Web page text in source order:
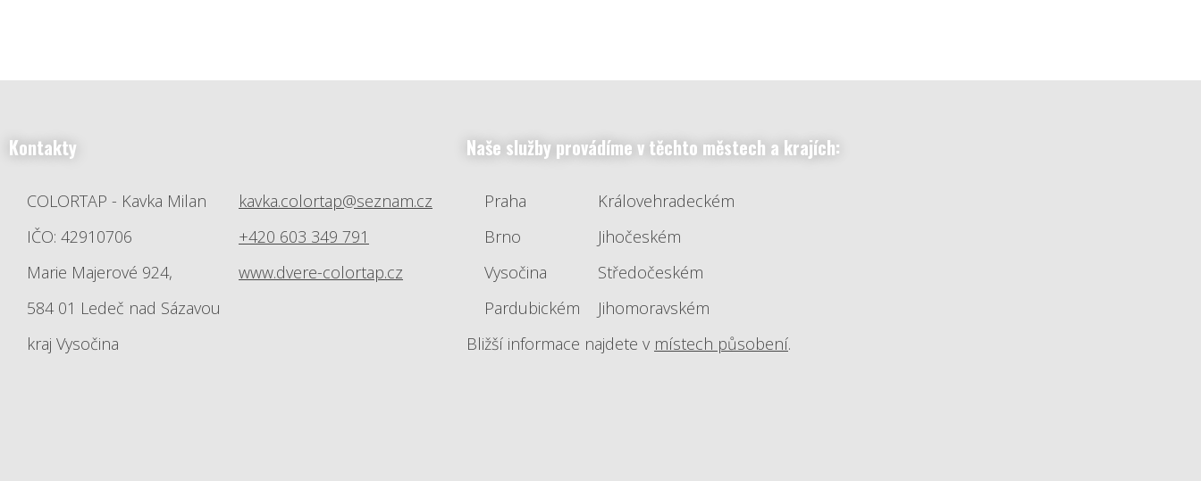
Kontakty
COLORTAP - Kavka Milan
IČO: 42910706
Marie Majerové 924,
584 01 Ledeč nad Sázavou
kraj Vysočina
kavka.colortap@seznam.cz
+420 603 349 791
www.dvere-colortap.cz
Naše služby provádíme v těchto městech a krajích:
Praha
Brno
Vysočina
Pardubickém
Královehradeckém
Jihočeském
Středočeském
Jihomoravském
Bližší informace najdete v místech působení.